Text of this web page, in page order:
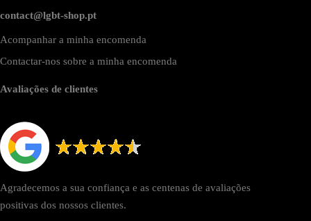
contact@lgbt-shop.pt
Acompanhar a minha encomenda
Contactar-nos sobre a minha encomenda
Avaliações de clientes
Agradecemos a sua confiança e as centenas de avaliações
positivas dos nossos clientes.